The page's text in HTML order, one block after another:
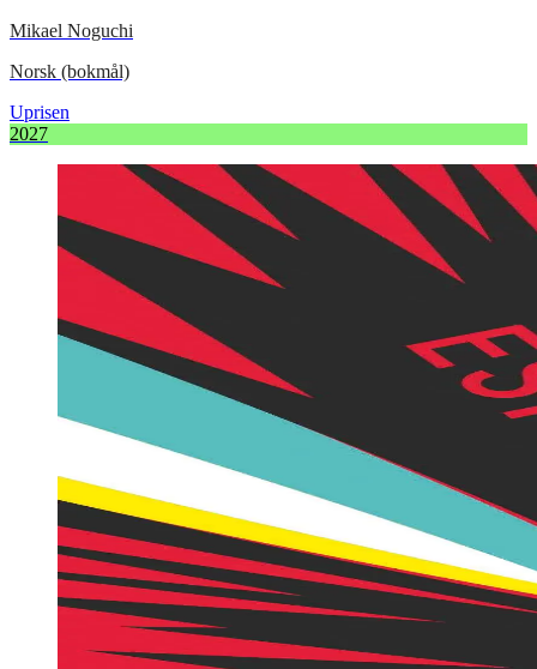
Mikael Noguchi
Norsk (bokmål)
Uprisen
2027